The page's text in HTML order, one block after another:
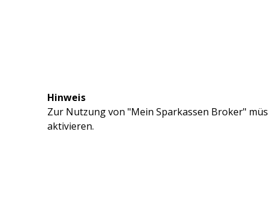
Hinweis
Zur Nutzung von "Mein Sparkassen Broker"
aktivieren.